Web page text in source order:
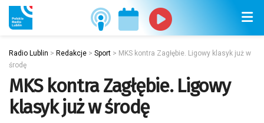
Radio Lublin > Redakcje > Sport > MKS kontra Zagłębie. Ligowy klasyk już w
środę
MKS kontra Zagłębie. Ligowy
klasyk już w środę